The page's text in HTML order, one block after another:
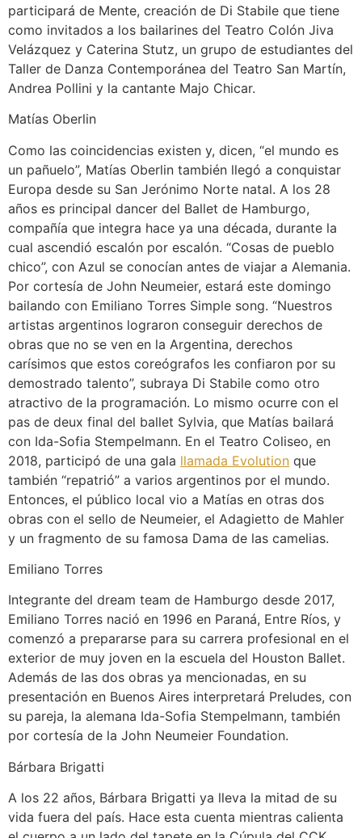
participará de Mente, creación de Di Stabile que tiene
como invitados a los bailarines del Teatro Colón Jiva
Velázquez y Caterina Stutz, un grupo de estudiantes del
Taller de Danza Contemporánea del Teatro San Martín,
Andrea Pollini y la cantante Majo Chicar.
Matías Oberlin
Como las coincidencias existen y, dicen, “el mundo es
un pañuelo”, Matías Oberlin también llegó a conquistar
Europa desde su San Jerónimo Norte natal. A los 28
años es principal dancer del Ballet de Hamburgo,
compañía que integra hace ya una década, durante la
cual ascendió escalón por escalón. “Cosas de pueblo
chico”, con Azul se conocían antes de viajar a Alemania.
Por cortesía de John Neumeier, estará este domingo
bailando con Emiliano Torres Simple song. “Nuestros
artistas argentinos lograron conseguir derechos de
obras que no se ven en la Argentina, derechos
carísimos que estos coreógrafos les confiaron por su
demostrado talento”, subraya Di Stabile como otro
atractivo de la programación. Lo mismo ocurre con el
pas de deux final del ballet Sylvia, que Matías bailará
con Ida-Sofia Stempelmann. En el Teatro Coliseo, en
2018, participó de una gala llamada Evolution que
también “repatrió” a varios argentinos por el mundo.
Entonces, el público local vio a Matías en otras dos
obras con el sello de Neumeier, el Adagietto de Mahler
y un fragmento de su famosa Dama de las camelias.
Emiliano Torres
Integrante del dream team de Hamburgo desde 2017,
Emiliano Torres nació en 1996 en Paraná, Entre Ríos, y
comenzó a prepararse para su carrera profesional en el
exterior de muy joven en la escuela del Houston Ballet.
Además de las dos obras ya mencionadas, en su
presentación en Buenos Aires interpretará Preludes, con
su pareja, la alemana Ida-Sofia Stempelmann, también
por cortesía de la John Neumeier Foundation.
Bárbara Brigatti
A los 22 años, Bárbara Brigatti ya lleva la mitad de su
vida fuera del país. Hace esta cuenta mientras calienta